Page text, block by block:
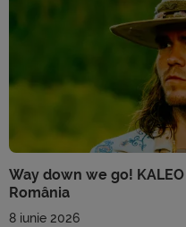
Way down we go!
România
8 iunie 2026